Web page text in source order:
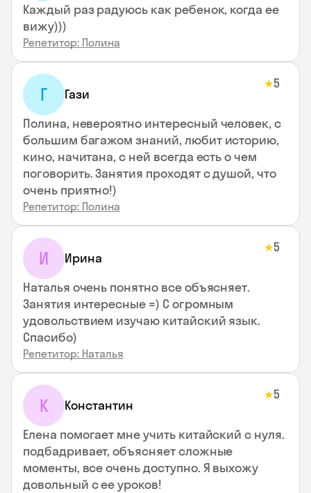
Каждый раз радуюсь как ребенок, когда ее
вижу)))
Репетитор: Полина
Г Гази
★5
Полина, невероятно интересный человек, с
большим багажом знаний, любит историю,
кино, начитана, с ней всегда есть о чем
поговорить. Занятия проходят с душой, что
очень приятно!)
Репетитор: Полина
И Ирина
★5
Наталья очень понятно все объясняет.
Занятия интересные =) С огромным
удовольствием изучаю китайский язык.
Спасибо)
Репетитор: Наталья
К Константин
★5
Елена помогает мне учить китайский с нуля.
подбадривает, объясняет сложные
моменты, все очень доступно. Я выхожу
довольный с ее уроков!